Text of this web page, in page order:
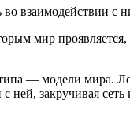
взаимодействии с
мир проявляется,
— модели мира.
с ней, закручивая